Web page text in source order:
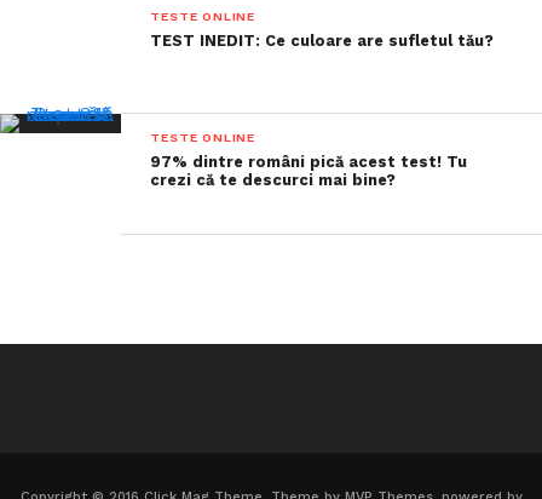
TESTE ONLINE
TEST INEDIT: Ce culoare are sufletul tău?
TESTE ONLINE
97% dintre români pică acest test! Tu
crezi că te descurci mai bine?